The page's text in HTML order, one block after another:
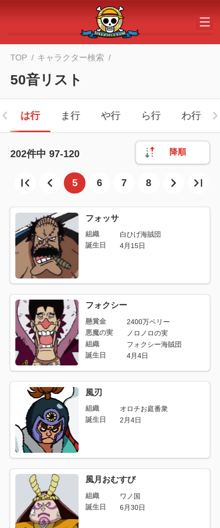
メインコンテンツへスキップする
TOP キャラクター検索
50音リスト
は行 ま行 や行 ら行 わ行
202件中 97-120
5 6 7 8
降順
フォッサ
組織
白ひげ海賊団
誕生日
4月15日
フォクシー
懸賞金
2400万ベリー
悪魔の実
ノロノロの実
組織
フォクシー海賊団
誕生日
4月4日
風刃
組織
オロチお庭番衆
誕生日
2月4日
風月おむすび
組織
ワノ国
誕生日
6月30日